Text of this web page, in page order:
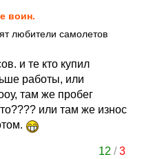
воин.
любители самолетов
и те кто купил
работы, или
там же пробег
или там же износ
12 /3